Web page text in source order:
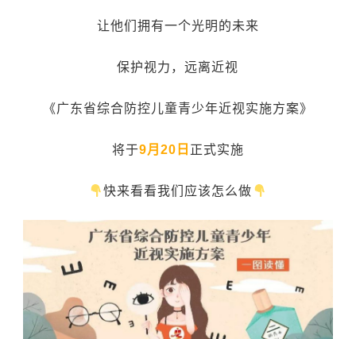
让他们拥有一个光明的未来
保护视力，远离近视
《广东省综合防控儿童青少年近视实施方案》
将于9月20日 正式实施
快来看看我们应该怎么做